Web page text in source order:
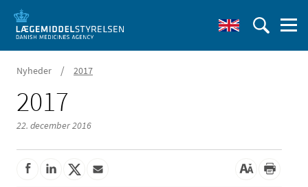
Nyheder / 2017
2017
22. december 2016